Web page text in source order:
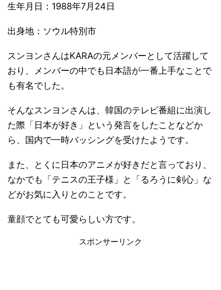
生年月日：1988年7月24日
出身地：ソウル特別市
スンヨンさんはKARAの元メンバーとして活躍して
おり、メンバーの中でも日本語が一番上手なことで
も有名でした。
そんなスンヨンさんは、韓国のテレビ番組に出演し
た際「日本が好き」という発言をしたことなどか
ら、国内で一時バッシングを受けたようです。
また、とくに日本のアニメが好きだと言っており、
なかでも「テニスの王子様」と「るろうに剣心」な
どがお気に入りとのことです。
童顔でとても可愛らしい方です。
スポンサーリンク